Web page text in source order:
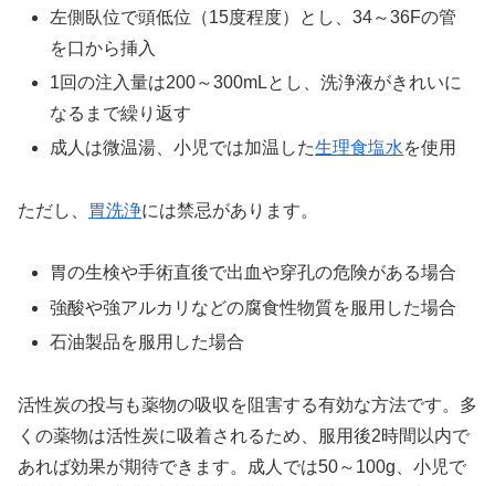
左側臥位で頭低位（15度程度）とし、34～36Fの管
を口から挿入
1回の注入量は200～300mLとし、洗浄液がきれいに
なるまで繰り返す
成人は微温湯、小児では加温した生理食塩水を使用
ただし、 胃洗浄には禁忌があります。
胃の生検や手術直後で出血や穿孔の危険がある場合
強酸や強アルカリなどの腐食性物質を服用した場合
石油製品を服用した場合
活性炭の投与も薬物の吸収を阻害する有効な方法です。多
くの薬物は活性炭に吸着されるため、服用後2時間以内で
あれば効果が期待できます。成人では50～100g、小児で